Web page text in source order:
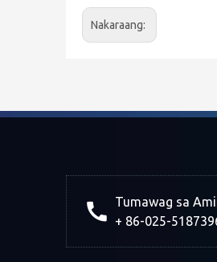
Nakaraang:
Tumawag sa
+ 86-025-